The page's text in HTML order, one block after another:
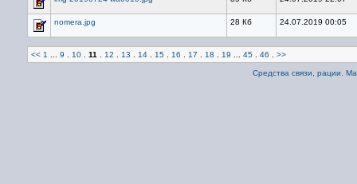
nomera.jpg 28 Кб 24.07.2019 00:05
<< 1 9 10 11 12 13 14 15 16 17 18 19 45 46 >>
Средства связи, рации.